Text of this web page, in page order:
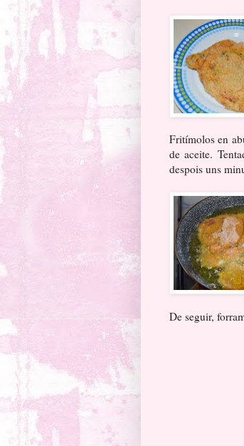
Fritímolos en
de aceite.
despois uns
De seguir,